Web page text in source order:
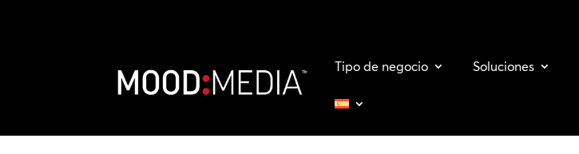
Tipo de negocio Soluciones